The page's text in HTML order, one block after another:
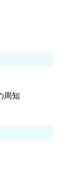
周知